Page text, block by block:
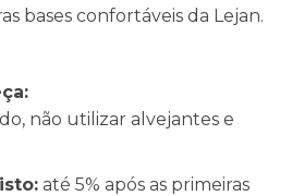
bases confortáveis da Lejan.
não utilizar alvejantes e
até 5% após as primeiras